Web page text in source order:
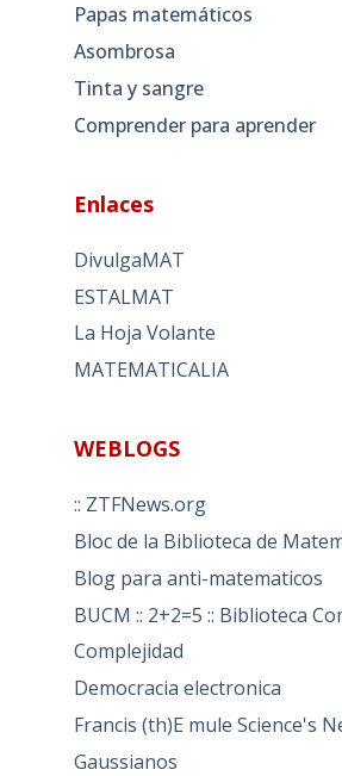
Papas matemáticos
Asombrosa
Tinta y sangre
Comprender para aprender
Enlaces
DivulgaMAT
ESTALMAT
La Hoja Volante
MATEMATICALIA
WEBLOGS
:: ZTFNews.org
Bloc de la Biblioteca de
Blog para anti-matematicos
BUCM :: 2+2=5 :: Biblioteca
Complejidad
Democracia electronica
Francis (th)E mule Science's
Gaussianos